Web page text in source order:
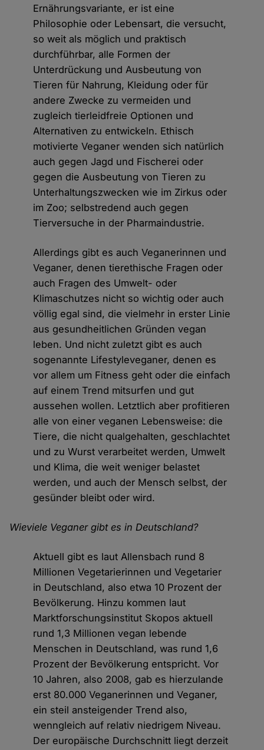
Ernährungsvariante, er ist eine
Philosophie oder Lebensart, die versucht,
so weit als möglich und praktisch
durchführbar, alle Formen der
Unterdrückung und Ausbeutung von
Tieren für Nahrung, Kleidung oder für
andere Zwecke zu vermeiden und
zugleich tierleidfreie Optionen und
Alternativen zu entwickeln. Ethisch
motivierte Veganer wenden sich natürlich
auch gegen Jagd und Fischerei oder
gegen die Ausbeutung von Tieren zu
Unterhaltungszwecken wie im Zirkus oder
im Zoo; selbstredend auch gegen
Tierversuche in der Pharmaindustrie.
Allerdings gibt es auch Veganerinnen und
Veganer, denen tierethische Fragen oder
auch Fragen des Umwelt- oder
Klimaschutzes nicht so wichtig oder auch
völlig egal sind, die vielmehr in erster Linie
aus gesundheitlichen Gründen vegan
leben. Und nicht zuletzt gibt es auch
sogenannte Lifestyleveganer, denen es
vor allem um Fitness geht oder die einfach
auf einem Trend mitsurfen und gut
aussehen wollen. Letztlich aber profitieren
alle von einer veganen Lebensweise: die
Tiere, die nicht qualgehalten, geschlachtet
und zu Wurst verarbeitet werden, Umwelt
und Klima, die weit weniger belastet
werden, und auch der Mensch selbst, der
gesünder bleibt oder wird.
Wieviele Veganer gibt es in Deutschland?
Aktuell gibt es laut Allensbach rund 8
Millionen Vegetarierinnen und Vegetarier
in Deutschland, also etwa 10 Prozent der
Bevölkerung. Hinzu kommen laut
Marktforschungsinstitut Skopos aktuell
rund 1,3 Millionen vegan lebende
Menschen in Deutschland, was rund 1,6
Prozent der Bevölkerung entspricht. Vor
10 Jahren, also 2008, gab es hierzulande
erst 80.000 Veganerinnen und Veganer,
ein steil ansteigender Trend also,
wenngleich auf relativ niedrigem Niveau.
Der europäische Durchschnitt liegt derzeit